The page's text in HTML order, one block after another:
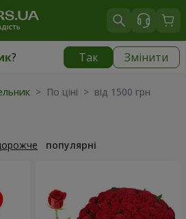
? Так Змінити
|
> По ціні > від 1500 грн
популярні